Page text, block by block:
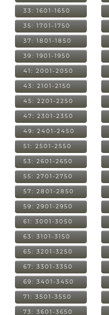
33: 1601-1650
35: 1701-1750
37: 1801-1850
39: 1901-1950
41: 2001-2050
43: 2101-2150
45: 2201-2250
47: 2301-2350
49: 2401-2450
51: 2501-2550
53: 2601-2650
55: 2701-2750
57: 2801-2850
59: 2901-2950
61: 3001-3050
63: 3101-3150
65: 3201-3250
67: 3301-3350
69: 3401-3450
71: 3501-3550
73: 3601-3650